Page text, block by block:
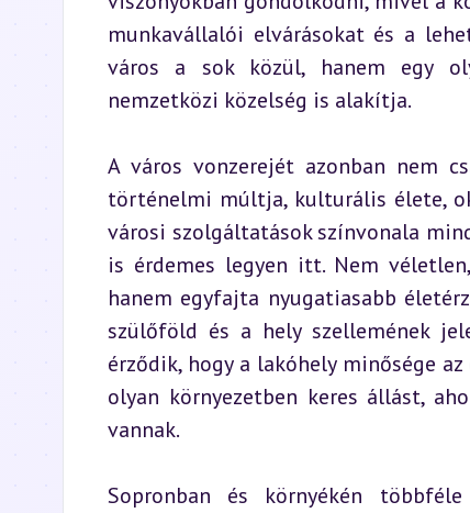
munkavállalói elvárásokat és a
város a sok közül, hanem egy
nemzetközi közelség is alakítja.
A város vonzerejét azonban nem
történelmi múltja, kulturális élete,
városi szolgáltatások színvonala
is érdemes legyen itt. Nem
hanem egyfajta nyugatiasabb
szülőföld és a hely szellemének
érződik, hogy a lakóhely minősége
olyan környezetben keres állást,
vannak.
Sopronban és környékén